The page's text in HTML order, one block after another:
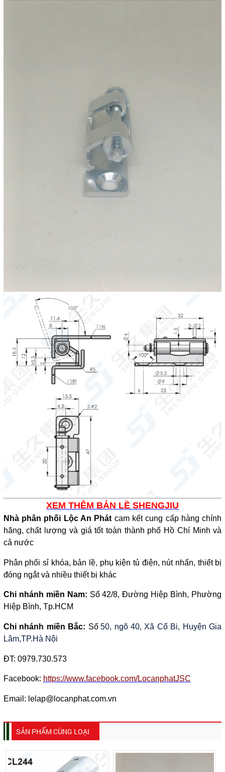
XEM THÊM BẢN LỀ SHENGJIU
Nhà phân phối Lộc An Phát cam kết cung cấp hàng chính
hãng, chất lượng và giá tốt toàn thành phố Hồ Chí Minh và
cả nước
Phân phối sỉ khóa, bản lề, phụ kiện tủ điện, nút nhấn, thiết bị
đóng ngắt và nhiều thiết bị khác
Chi nhánh miền Nam: Số 42/8, Đường Hiệp Bình, Phường
Hiệp Bình, Tp.HCM
Chi nhánh miền Bắc: Số 50, ngõ 40, Xã Cổ Bi, Huyện Gia
Lâm,TP.Hà Nội
ĐT: 0979.730.573
Facebook: https://www.facebook.com/LocanphatJSC
Email: lelap@locanphat.com.vn
SẢN PHẨM CÙNG LOẠI